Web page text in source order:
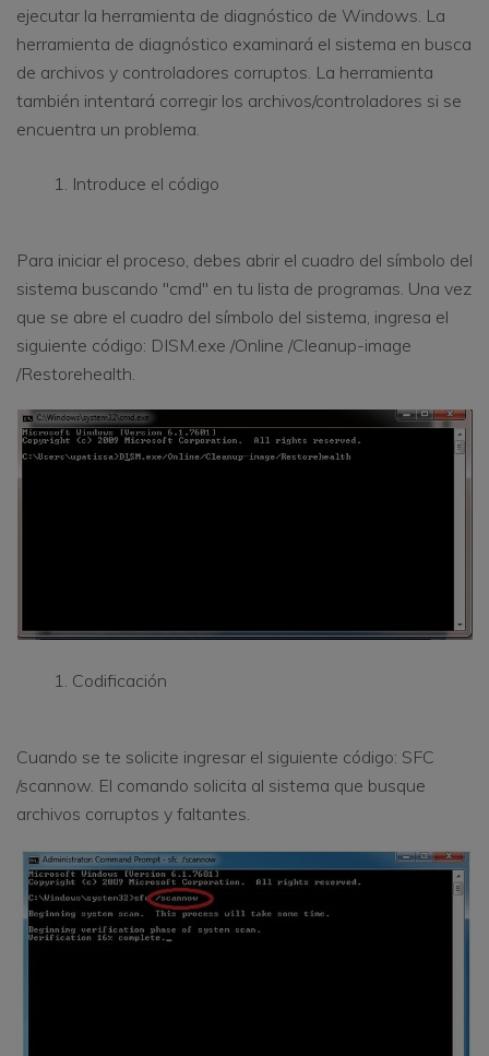
ejecutar la herramienta de diagnóstico de Windows. La
herramienta de diagnóstico examinará el sistema en busca
de archivos y controladores corruptos. La herramienta
también intentará corregir los archivos/controladores si se
encuentra un problema.
Introduce el código
Para iniciar el proceso, debes abrir el cuadro del símbolo del
sistema buscando "cmd" en tu lista de programas. Una vez
que se abre el cuadro del símbolo del sistema, ingresa el
siguiente código: DISM.exe /Online /Cleanup-image
/Restorehealth.
Codificación
Cuando se te solicite ingresar el siguiente código: SFC
/scannow. El comando solicita al sistema que busque
archivos corruptos y faltantes.